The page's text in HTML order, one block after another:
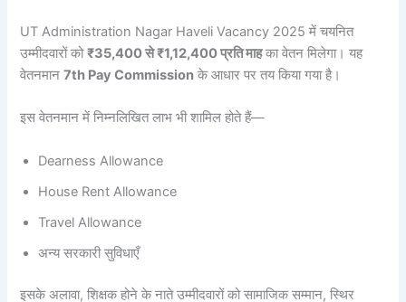
UT Administration Nagar Haveli Vacancy 2025 में चयनित
उम्मीदवारों को₹35,400 से ₹1,12,400 प्रति माहका वेतन मिलेगा। यह
वेतनमान7th Pay Commission के आधार पर तय किया गया है।
इस वेतनमान में निम्नलिखित लाभ भी शामिल होते हैं—
Dearness Allowance
House Rent Allowance
Travel Allowance
अन्य सरकारी सुविधाएँ
इसके अलावा, शिक्षक होने के नाते उम्मीदवारों को सामाजिक सम्मान, स्थिर